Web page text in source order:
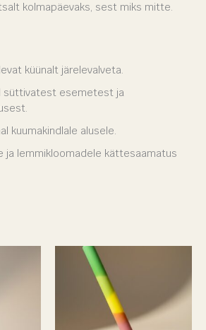
kolmapäevaks, sest miks mitte.
küünalt järelevalveta.
süttivatest esemetest ja
kuumakindlale alusele.
ja lemmikloomadele kättesaamatus